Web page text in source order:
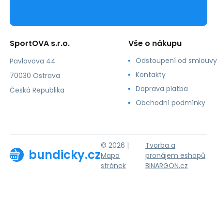
SportOVA s.r.o.
Pavlovova 44
70030 Ostrava
Česká Republika
Vše o nákupu
Odstoupení od smlouvy
Kontakty
Doprava platba
Obchodní podmínky
bundicky.cz
© 2026 |
Mapa
stránek
Tvorba a
pronájem eshopů
BINARGON.cz